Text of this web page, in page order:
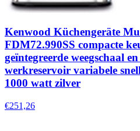
Kenwood Küchengeräte
FDM72.990SS compacte
geïntegreerde weegschaal
werkreservoir variabele
1000 watt zilver
€251,26